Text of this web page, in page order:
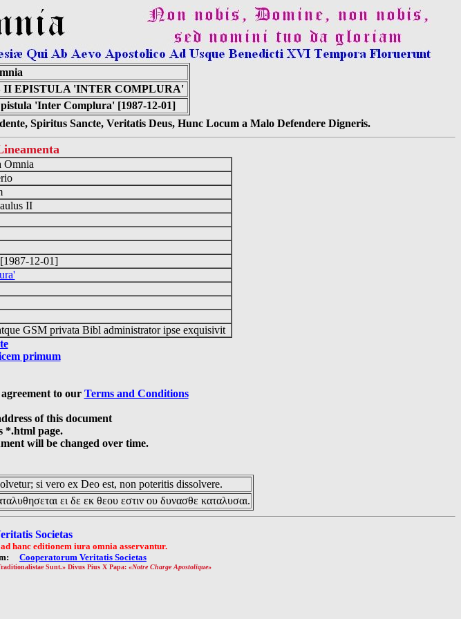
II EPISTULA 'INTER COMPLURA'
'Inter Complura' [1987-12-01]
Spiritus Sancte, Veritatis Deus, Hunc Locum a Malo Defendere Digneris.
Omnia
II
12-01]
GSM privata Bibl administrator ipse exquisivit
primum
to our Terms and Conditions
of this document
*.html page.
will be changed over time.
si vero ex Deo est, non poteritis dissolvere.
ει δε εκ θεου εστιν ου δυνασθε καταλυσαι.
Societas
hanc editionem iura omnia asservantur.
Cooperatorum Veritatis Societas
Sunt.» Divus Pius X Papa: «Notre Charge Apostolique»